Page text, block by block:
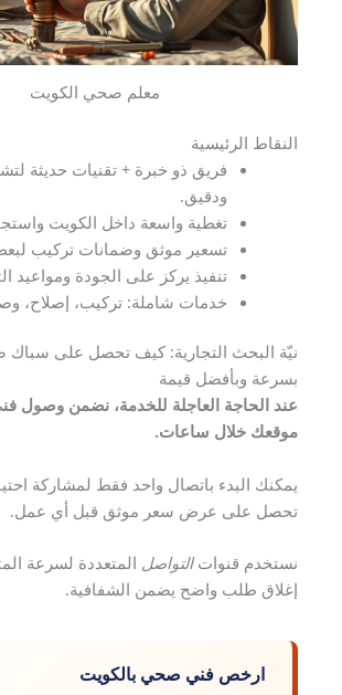
معلم صحي الكويت
النقاط الرئيسية
فريق ذو خبرة + تقنيات حديثة
ودقيق.
تغطية واسعة داخل الكويت واستجابة 24
تسعير موثق وضمانات تركيب
تنفيذ يركز على الجودة ومواعيد
خدمات شاملة: تركيب، إصلاح،
نيّة البحث التجارية: كيف تحصل على
بسرعة وبأفضل قيمة
عند الحاجة العاجلة للخدمة، نضمن وصول
موقعك خلال ساعات.
يمكنك البدء باتصال واحد فقط لمشاركة
تحصل على عرض سعر موثق قبل أي عمل.
نستخدم قنواتالتواصل المتعددة لسرعة
إغلاق طلب واضح يضمن الشفافية.
ارخص فني صحي بالكويت